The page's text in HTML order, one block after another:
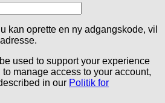
kan oprette en ny adgangskode, vil
used to support your experience
manage access to your account,
in our Politik for